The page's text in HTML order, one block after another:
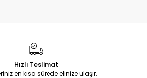
Hızlı Teslimat
en kısa sürede elinize ulaşır.